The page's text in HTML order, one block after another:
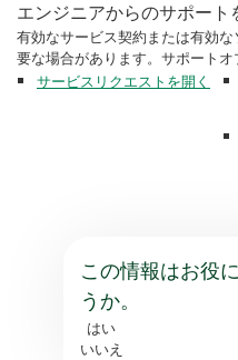
エンジニアからのサポート
有効なサービス契約または有効
要な場合があります。サポートオ
サービスリクエストを開く
この情報はお役
うか。
はい
いいえ